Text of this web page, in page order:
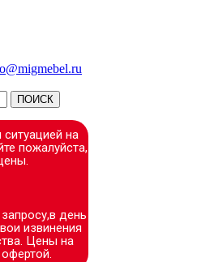
ПОИСК
на
пожалуйста,
день
извинения
Цены на